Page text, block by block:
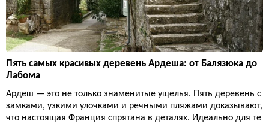
Пять самых красивых деревень Ардеша: от Балязюка до
Лабома
Ардеш — это не только знаменитые ущелья. Пять деревень с
замками, узкими улочками и речными пляжами доказывают,
что настоящая Франция спрятана в деталях. Идеально для те